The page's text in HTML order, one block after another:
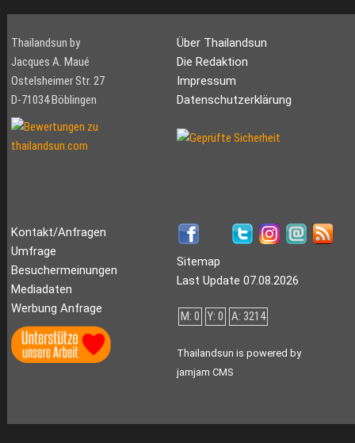
Thailandsun by
Jacques A. Maué
Ostelsheimer Str. 27
D-71034 Böblingen
Über Thailandsun
Die Redaktion
Impressum
Datenschutzerklärung
Kontakt/Anfragen
Umfrage
Besuchermeinungen
Mediadaten
Werbung Anfrage
Sitemap
Last Update 07.08.2026
M: 0 Y: 0 A: 3214
Thailandsun is powered by
jamjam CMS